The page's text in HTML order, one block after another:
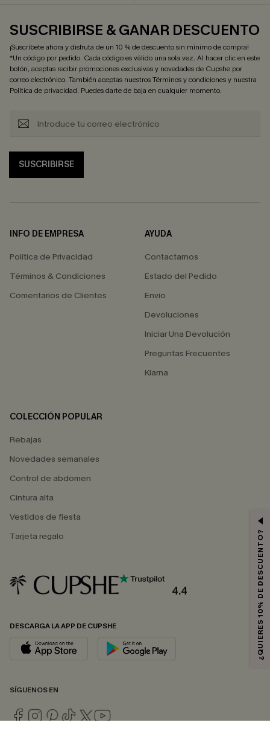
SUSCRIBIRSE & GANAR DESCUENTO
¡Suscríbete ahora y disfruta de un 10 % de descuento sin mínimo de compra!
*Un código por pedido. Cada código es válido una sola vez. Al hacer clic en este
botón, aceptas recibir promociones exclusivas y novedades de Cupshe por
correo electrónico. También aceptas nuestrosTérminos y condicionesy nuestra
Política de privacidad. Puedes darte de baja en cualquier momento.
SUSCRIBIRSE
INFO DE EMPRESA
Política de Privacidad
Términos & Condiciones
Comentarios de Clientes
AYUDA
Contactarnos
Estado del Pedido
Envío
Devoluciones
Iniciar Una Devolución
Preguntas Frecuentes
Klarna
COLECCIÓN POPULAR
Rebajas
Novedades semanales
Control de abdomen
Cintura alta
Vestidos de fiesta
Tarjeta regalo
4.4
DESCARGA LA APP DE CUPSHE
SÍGUENOS EN
¿QUIERES 10% DE DESCUENTO?